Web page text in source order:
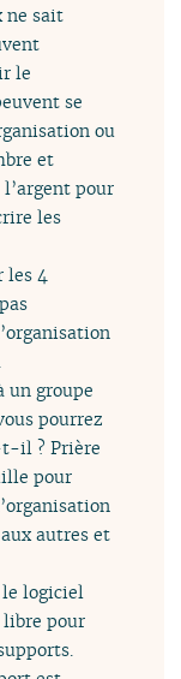
ne sait
le
se
ou
et
pour
les
les 4
un groupe
pourrez
t-il ? Prière
pour
autres et
le logiciel
libre pour